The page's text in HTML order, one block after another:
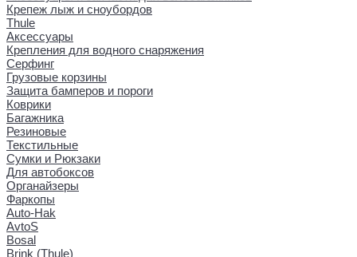
Крепеж лыж и сноубордов
Thule
Аксессуары
Крепления для водного снаряжения
Серфинг
Грузовые корзины
Защита бамперов и пороги
Коврики
Багажника
Резиновые
Текстильные
Сумки и Рюкзаки
Для автобоксов
Органайзеры
Фаркопы
Auto-Hak
AvtoS
Bosal
Brink (Thule)